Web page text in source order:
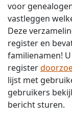
voor
vastleggen
Deze
register en
familienamen!
register
lijst met
gebruikers
bericht sturen.